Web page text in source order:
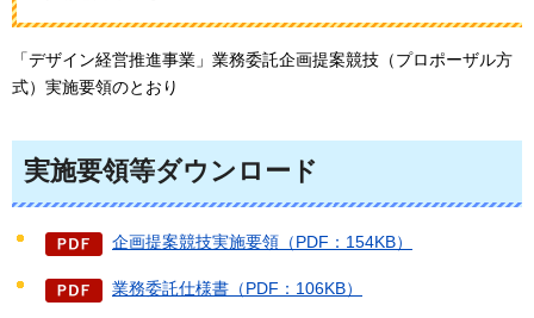
「デザイン経営推進事業」業務委託企画提案競技（プロポーザル方
式）実施要領のとおり
実施要領等ダウンロード
企画提案競技実施要領（PDF：154KB）
業務委託仕様書（PDF：106KB）